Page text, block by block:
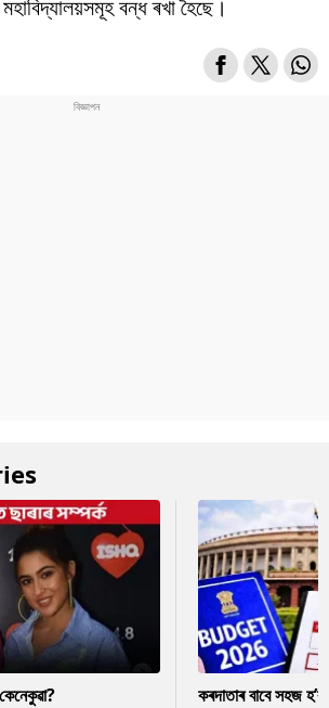
বন্ধ ৰখা হৈছে।
কৰদাতাৰ বাবে সহজ